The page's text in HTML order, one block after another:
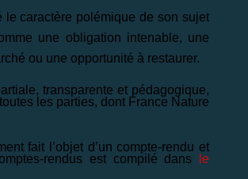
caractère polémique de son sujet
une obligation intenable, une
ou une opportunité à restaurer.
transparente et pédagogique,
les parties, dont France Nature
fait l’objet d’un compte-rendu et
rendus est compilé dans
le